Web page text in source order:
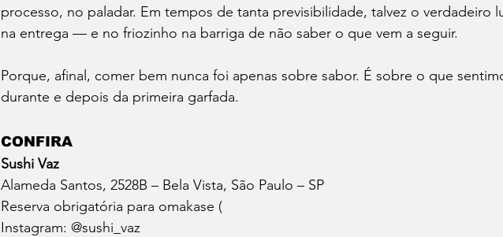
processo, no paladar. Em tempos de tanta previsibilidade, talvez o verdadeiro
na entrega — e no friozinho na barriga de não saber o que vem a seguir.
Porque, afinal, comer bem nunca foi apenas sobre sabor. É sobre o que
durante e depois da primeira garfada.
CONFIRA
Sushi Vaz
Alameda Santos, 2528B – Bela Vista, São Paulo – SP
Reserva obrigatória para omakase (
Instagram: @sushi_vaz